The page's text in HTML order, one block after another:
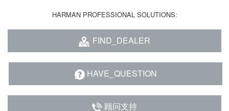
HARMAN PROFESSIONAL SOLUTIONS:
FIND_DEALER
HAVE_QUESTION
顾问支持